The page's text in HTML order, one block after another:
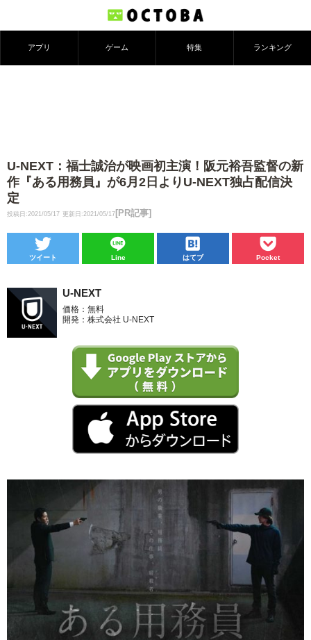
アプリ ゲーム 特集 ランキング
U-NEXT：福士誠治が映画初主演！阪元裕吾監督の新
作『ある用務員』が6月2日よりU-NEXT独占配信決
定
投稿日:2021/05/17 更新日:2021/05/17 [PR記事]
ツイート Line はてブ Pocket
U-NEXT
価格：無料
開発：株式会社 U-NEXT